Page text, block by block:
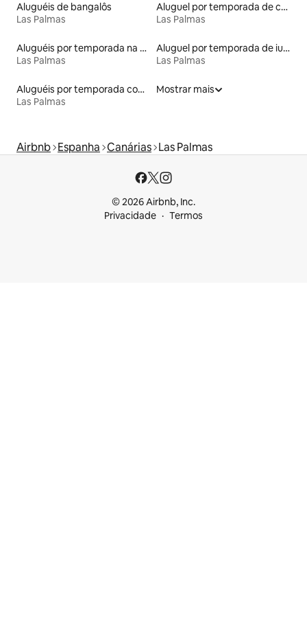
Aluguéis de bangalôs
Las Palmas
Aluguel por temporada de casas na terra
Las Palmas
Aluguéis por temporada na orla
Las Palmas
Aluguel por temporada de iurtas
Las Palmas
Aluguéis por temporada com banheira de hidromassagem
Las Palmas
Mostrar mais
Airbnb Espanha Canárias Las Palmas
© 2026 Airbnb, Inc.
Privacidade
Termos